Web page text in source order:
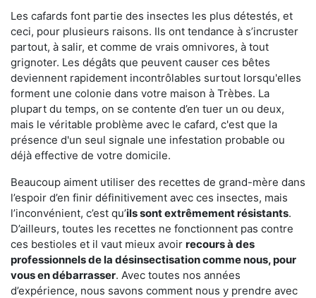
Les cafards font partie des insectes les plus détestés, et
ceci, pour plusieurs raisons. Ils ont tendance à s’incruster
partout, à salir, et comme de vrais omnivores, à tout
grignoter. Les dégâts que peuvent causer ces bêtes
deviennent rapidement incontrôlables surtout lorsqu'elles
forment une colonie dans votre maison à Trèbes. La
plupart du temps, on se contente d’en tuer un ou deux,
mais le véritable problème avec le cafard, c'est que la
présence d'un seul signale une infestation probable ou
déjà effective de votre domicile.
Beaucoup aiment utiliser des recettes de grand-mère dans
l’espoir d’en finir définitivement avec ces insectes, mais
l’inconvénient, c’est qu’ils sont extrêmement résistants.
D’ailleurs, toutes les recettes ne fonctionnent pas contre
ces bestioles et il vaut mieux avoir recours à des
professionnels de la désinsectisation comme nous, pour
vous en débarrasser. Avec toutes nos années
d’expérience, nous savons comment nous y prendre avec